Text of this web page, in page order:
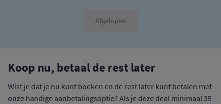
Afgelopen
Koop nu, betaal de rest later
Wist je dat je nu kunt boeken en de rest later kunt betalen met
onze handige aanbetalingsoptie? Als je deze deal minimaal 35